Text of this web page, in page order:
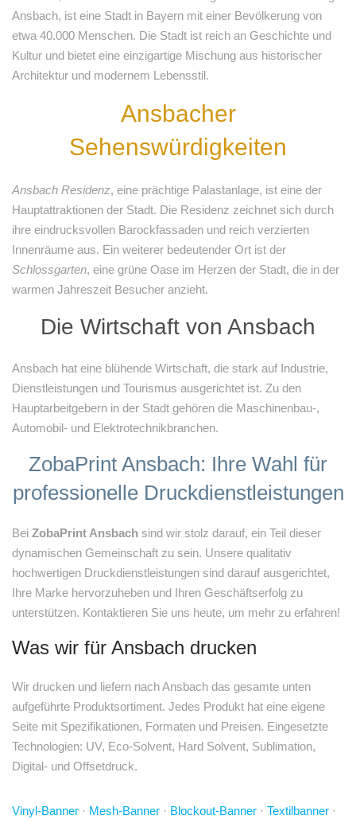
Ansbach, ist eine Stadt in Bayern mit einer Bevölkerung von
etwa 40.000 Menschen. Die Stadt ist reich an Geschichte und
Kultur und bietet eine einzigartige Mischung aus historischer
Architektur und modernem Lebensstil.
Ansbacher
Sehenswürdigkeiten
Ansbach Residenz, eine prächtige Palastanlage, ist eine der
Hauptattraktionen der Stadt. Die Residenz zeichnet sich durch
ihre eindrucksvollen Barockfassaden und reich verzierten
Innenräume aus. Ein weiterer bedeutender Ort ist der
Schlossgarten, eine grüne Oase im Herzen der Stadt, die in der
warmen Jahreszeit Besucher anzieht.
Die Wirtschaft von Ansbach
Ansbach hat eine blühende Wirtschaft, die stark auf Industrie,
Dienstleistungen und Tourismus ausgerichtet ist. Zu den
Hauptarbeitgebern in der Stadt gehören die Maschinenbau-,
Automobil- und Elektrotechnikbranchen.
ZobaPrint Ansbach: Ihre Wahl für
professionelle Druckdienstleistungen
Bei ZobaPrint Ansbach sind wir stolz darauf, ein Teil dieser
dynamischen Gemeinschaft zu sein. Unsere qualitativ
hochwertigen Druckdienstleistungen sind darauf ausgerichtet,
Ihre Marke hervorzuheben und Ihren Geschäftserfolg zu
unterstützen. Kontaktieren Sie uns heute, um mehr zu erfahren!
Was wir für Ansbach drucken
Wir drucken und liefern nach Ansbach das gesamte unten
aufgeführte Produktsortiment. Jedes Produkt hat eine eigene
Seite mit Spezifikationen, Formaten und Preisen. Eingesetzte
Technologien: UV, Eco-Solvent, Hard Solvent, Sublimation,
Digital- und Offsetdruck.
Vinyl-Banner · Mesh-Banner · Blockout-Banner · Textilbanner ·